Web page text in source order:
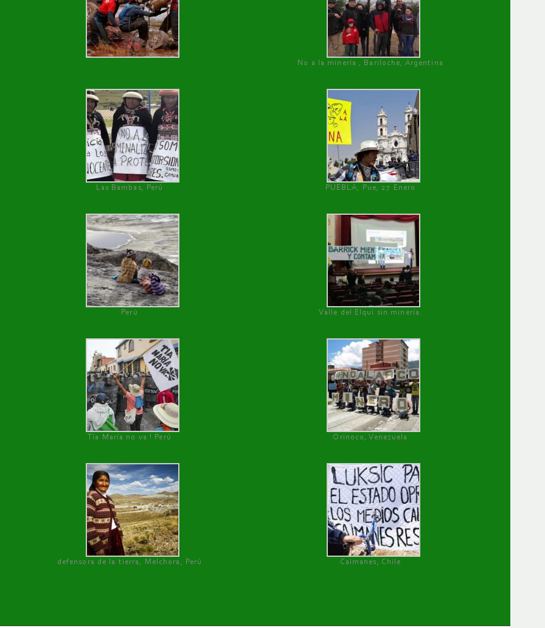
No a la minería , Bariloche, Argentina
Las Bambas, Perú PUEBLA, Pue, 27 Enero
Perú Valle del Elqui sin minería.
Tía María no va ! Perú Orinoco, Venezuela
defensora de la tierra, Melchora, Perú Caimanes, Chile